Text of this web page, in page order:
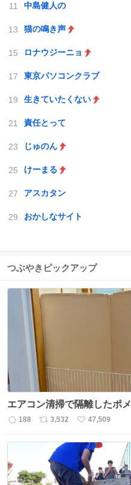
中島健人の
猫の鳴き声
ロナウジーニョ
東京パソコンクラブ
生きていたくない
責任とって
じゅのん
けーまる
アスカタン
おかしなサイト
つぶやきピックアップ
エアコン清掃で隔離したポメ
返
188
リ
数
3,532
い
ね
数
47,509